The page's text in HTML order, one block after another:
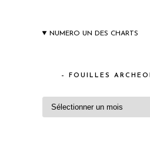
NUMERO UN DES CHARTS
– FOUILLES